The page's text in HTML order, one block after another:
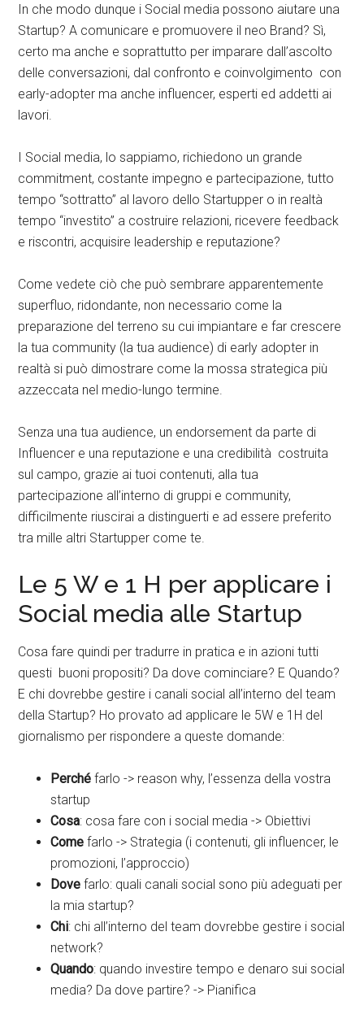
In che modo dunque i Social media possono aiutare una
Startup? A comunicare e promuovere il neo Brand? Sì,
certo ma anche e soprattutto per imparare dall’ascolto
delle conversazioni, dal confronto e coinvolgimento con
early-adopter ma anche influencer, esperti ed addetti ai
lavori.
I Social media, lo sappiamo, richiedono un grande
commitment, costante impegno e partecipazione, tutto
tempo “sottratto” al lavoro dello Startupper o in realtà
tempo “investito” a costruire relazioni, ricevere feedback
e riscontri, acquisire leadership e reputazione?
Come vedete ciò che può sembrare apparentemente
superfluo, ridondante, non necessario come la
preparazione del terreno su cui impiantare e far crescere
la tua community (la tua audience) di early adopter in
realtà si può dimostrare come la mossa strategica più
azzeccata nel medio-lungo termine.
Senza una tua audience, un endorsement da parte di
Influencer e una reputazione e una credibilità costruita
sul campo, grazie ai tuoi contenuti, alla tua
partecipazione all’interno di gruppi e community,
difficilmente riuscirai a distinguerti e ad essere preferito
tra mille altri Startupper come te.
Le 5 W e 1 H per applicare i
Social media alle Startup
Cosa fare quindi per tradurre in pratica e in azioni tutti
questi buoni propositi? Da dove cominciare? E Quando?
E chi dovrebbe gestire i canali social all’interno del team
della Startup? Ho provato ad applicare le 5W e 1H del
giornalismo per rispondere a queste domande:
Perché farlo -> reason why, l’essenza della vostra
startup
Cosa: cosa fare con i social media -> Obiettivi
Come farlo -> Strategia (i contenuti, gli influencer, le
promozioni, l’approccio)
Dove farlo: quali canali social sono più adeguati per
la mia startup?
Chi: chi all’interno del team dovrebbe gestire i social
network?
Quando: quando investire tempo e denaro sui social
media? Da dove partire? -> Pianifica